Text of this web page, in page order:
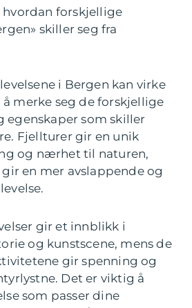
hvordan forskjellige
skiller seg fra
i Bergen kan virke
merke seg de forskjellige
egenskaper som skiller
Fjellturer gir en unik
og nærhet til naturen,
en mer avslappende og
gir et innblikk i
og kunstscene, mens de
gir spenning og
Det er viktig å
som passer dine